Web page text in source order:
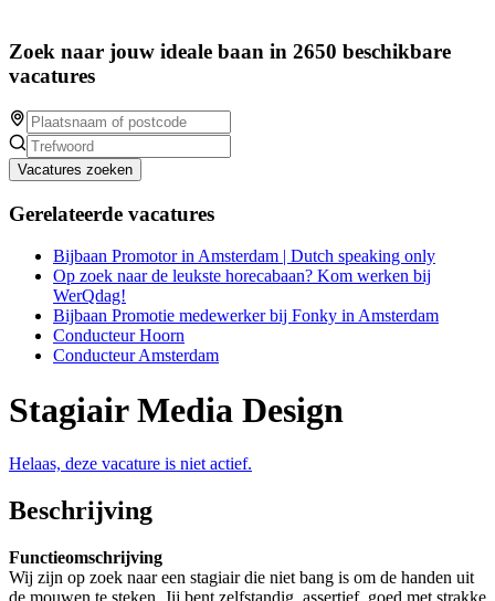
Zoek naar jouw ideale baan in 2650 beschikbare
vacatures
Vacatures zoeken
Gerelateerde vacatures
Bijbaan Promotor in Amsterdam | Dutch speaking only
Op zoek naar de leukste horecabaan? Kom werken bij
WerQdag!
Bijbaan Promotie medewerker bij Fonky in Amsterdam
Conducteur Hoorn
Conducteur Amsterdam
Stagiair Media Design
Helaas, deze vacature is niet actief.
Beschrijving
Functieomschrijving
Wij zijn op zoek naar een stagiair die niet bang is om de handen uit
de mouwen te steken. Jij bent zelfstandig, assertief, goed met strakke